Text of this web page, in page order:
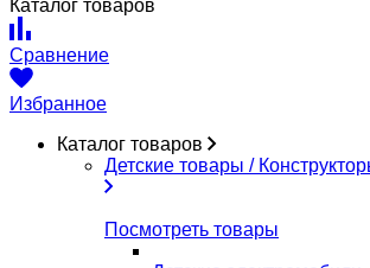
Каталог товаров
Сравнение
Избранное
Каталог товаров
Детские товары /
Посмотреть товары